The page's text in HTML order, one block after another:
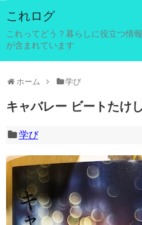
これログ
これってどう？暮らしに役立つ情
が含まれています
ホーム 学び
キャバレー ビートたけ
学び